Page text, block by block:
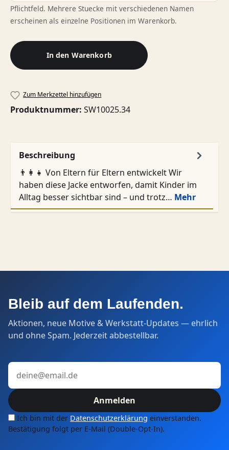
Pflichtfeld. Mehrere Stuecke mit verschiedenen Namen
erscheinen als einzelne Positionen im Warenkorb.
In den Warenkorb
Zum Merkzettel hinzufügen
Produktnummer: SW10025.34
Beschreibung
👨‍👩‍👧 Von Eltern für Eltern entwickelt Wir
haben diese Jacke entworfen, damit Kinder im
Alltag besser sichtbar sind – und trotz… Mehr
Bleib auf dem Laufenden.
Aktionen, neue Motive & Werkstatt-Updates — ehrlich
und ohne Spam. Jederzeit abbestellbar.
E-Mail-Adresse
Anmelden
Ich bin mit der Datenschutzerklärung einverstanden.
Bestätigung folgt per E-Mail (Double-Opt-In).